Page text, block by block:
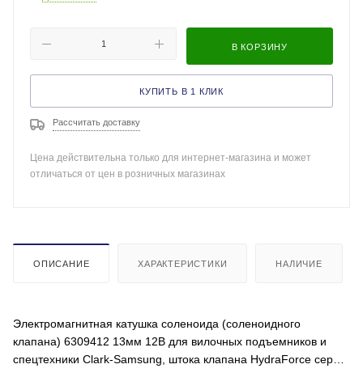
В КОРЗИНУ
КУПИТЬ В 1 КЛИК
Рассчитать доставку
Цена действительна только для интернет-магазина и может
отличаться от цен в розничных магазинах
ОПИСАНИЕ ХАРАКТЕРИСТИКИ НАЛИЧИЕ
Электромагнитная катушка соленоида (соленоидного
клапана) 6309412 13мм 12В для вилочных подъемников и
спецтехники Clark-Samsung, штока клапана HydraForce серии